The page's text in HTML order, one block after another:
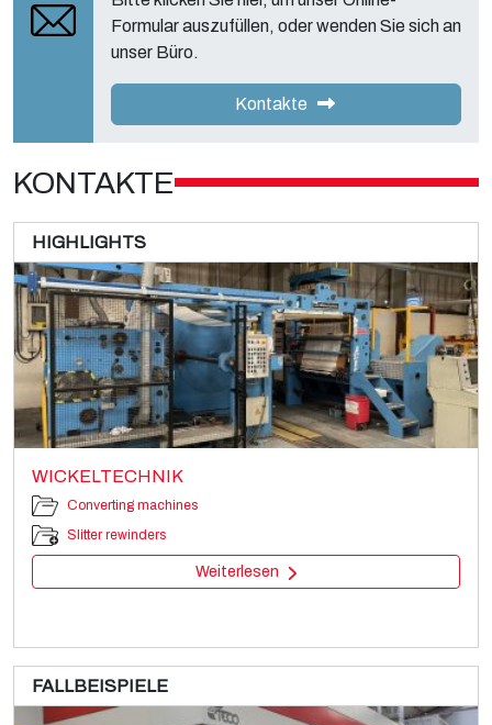
Formular auszufüllen, oder wenden Sie sich an
unser Büro.
Kontakte
KONTAKTE
HIGHLIGHTS
WICKELTECHNIK
Converting machines
Slitter rewinders
Weiterlesen
FALLBEISPIELE